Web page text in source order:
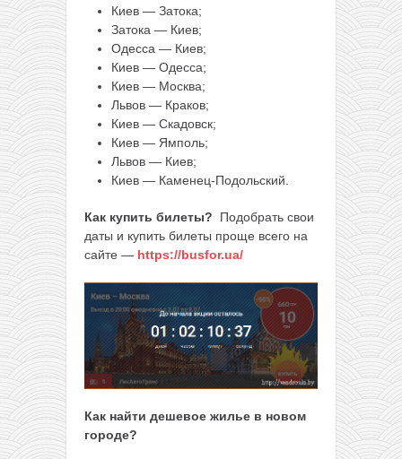
Киев — Затока;
Затока — Киев;
Одесса — Киев;
Киев — Одесса;
Киев — Москва;
Львов — Краков;
Киев — Скадовск;
Киев — Ямполь;
Львов — Киев;
Киев — Каменец-Подольский.
Как купить билеты?
Подобрать свои
даты и купить билеты проще всего на
сайте — https://busfor.ua/
Как найти дешевое жилье в новом
городе?